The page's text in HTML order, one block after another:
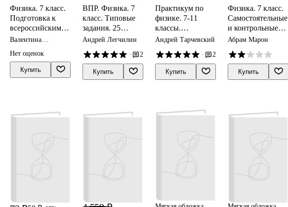
Физика. 7 класс.
Подготовка к
всероссийским
проверочным
Валентина
Шефер
Нет оценок
Купить
ВПР. Физика. 7
класс. Типовые
задания. 25
Вариантов
Подробные
критерии
оценивания.
Андрей Легчилин
·
2
Купить
Практикум по
физике. 7-11
классы.
Профильный
Андрей Тарчевский
·
2
Купить
Физика. 7 класс.
Самостоятельные
и контрольные
работы к
Перышкина
Абрам Марон
Купить